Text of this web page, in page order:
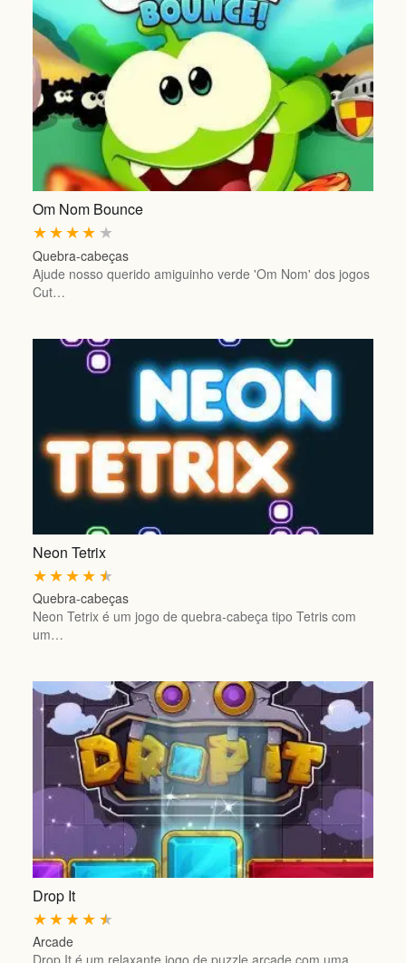
Om Nom Bounce
★
★
★
★
★
Quebra-cabeças
Ajude nosso querido amiguinho verde 'Om Nom' dos jogos
Cut…
Neon Tetrix
★
★
★
★
★
Quebra-cabeças
Neon Tetrix é um jogo de quebra-cabeça tipo Tetris com
um…
Drop It
★
★
★
★
★
Arcade